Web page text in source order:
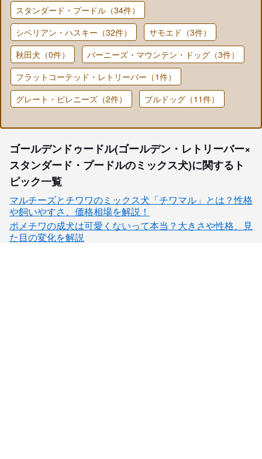
スタンダード・プードル（34件）
シベリアン・ハスキー（32件）
サモエド（3件）
秋田犬（0件）
バーニーズ・マウンテン・ドッグ（3件）
フラットコーテッド・レトリーバー（1件）
グレート・ピレニーズ（2件）
ブルドッグ（11件）
ゴールデンドゥードル(ゴールデン・レトリーバー×
スタンダード・プードルのミックス犬)に関するト
ピック一覧
マルチーズとチワワのミックス犬「チワマル」とは？性格
や飼いやすさ、価格相場を解説！
ポメチワの成犬は可愛くないって本当？大きさや性格、見
た目の変化を解説